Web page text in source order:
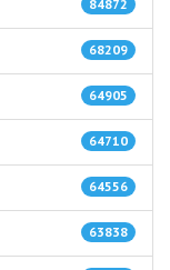
84872
68209
64905
64710
64556
63838